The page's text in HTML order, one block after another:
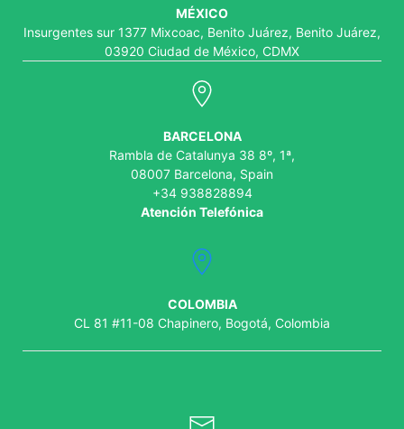
MÉXICO
Insurgentes sur 1377 Mixcoac, Benito Juárez, Benito Juárez,
03920 Ciudad de México, CDMX
BARCELONA
Rambla de Catalunya 38 8º, 1ª,
08007 Barcelona, Spain
+34 938828894
Atención Telefónica
COLOMBIA
CL 81 #11-08 Chapinero, Bogotá, Colombia